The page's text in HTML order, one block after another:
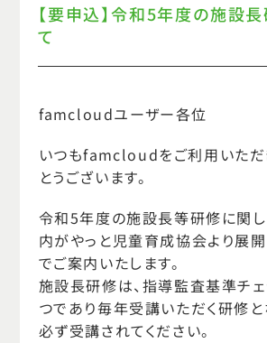
【要申込】令和5年度の施設
て
famcloudユーザー各位
いつもfamcloudをご利用いただ
とうございます。
令和5年度の施設長等研修に関
内がやっと児童育成協会より展
でご案内いたします。
施設長研修は、指導監査基準チ
つであり毎年受講いただく研修
必ず受講されてください。